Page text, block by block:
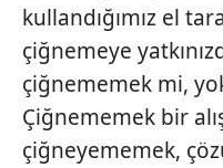
kullandığımız el
çiğnemeye
çiğnememek mi,
Çiğnememek bir
çiğneyememek,